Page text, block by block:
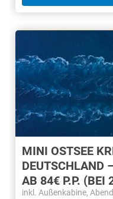
MINI OSTSEE
DEUTSCHLAND
AB 84€ P.P. (BEI
inkl. Außenkabine,